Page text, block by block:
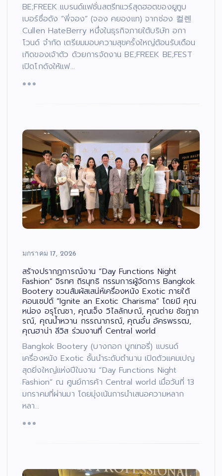
BE;FREEK แบรนด์แฟชั่นสตรีทแวร์สุดฮอตของยูทูบ
เบอร์ชื่อดัง “พี่จอง” (จอง คยองแท) จากช่อง 컬렌
Cullen HateBerry หนึ่งในธุรกิจภายใต้บริษัท อกา
โวนด์ จำกัด เตรียมมอบความสุขครั้งใหญ่ต้อนรับเดือน
เกิดของเจ้าตัว ด้วยการจัดงาน BE;FREEK BE;FEST
เปิดโกดังให้แฟ…
มกราคม 17, 2026
สร้างปรากฏการณ์งาน “Day Functions Night
Fashion” จิรทศ ถิรนุทธิ กรรมการผู้จัดการ Bangkok
Bootery ชวนสัมผัสเสน่ห์เครื่องหนัง Exotic ภายใต้
คอนเซปต์ “Ignite an Exotic Charisma” โดยมี คุณ
หน่อง อรุโณชา, คุณเจ็ง วิไลลักษณ์, คุณต่าย ชัชฎาภ
รณ์, คุณน้ำหวาน กรรณาภรณ์, คุณอั๋น อัครพรรฒ,
คุณฮาน่า ลีวิส ร่วมงานที่ Central world
Bangkok Bootery (บางกอก บูทเทอรี่) แบรนด์
เครื่องหนัง Exotic ชั้นนำระดับตำนาน เปิดตัวแคมเปญ
สุดยิ่งใหญ่แห่งปีในงาน “Day Functions Night
Fashion” ณ ศูนย์การค้า Central world เมื่อวันที่ 13
มกราคมที่ผ่านมา โดยมุ่งเน้นการนำเสนอความหลาก
หลา…